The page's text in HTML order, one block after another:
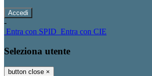
-
Entra con SPID Entra con CIE
Seleziona utente
button close ×